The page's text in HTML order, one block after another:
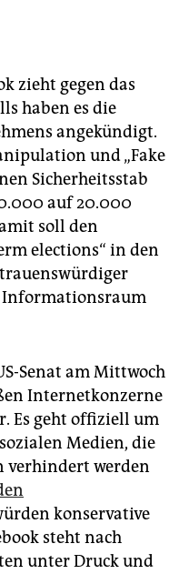
zieht gegen das
haben es die
angekündigt.
und „Fake
Sicherheitsstab
auf 20.000
soll den
elections“ in den
Informationsraum
Senat am Mittwoch
Internetkonzerne
Es geht offiziell um
Medien, die
verhindert werden
konservative
steht nach
unter Druck und